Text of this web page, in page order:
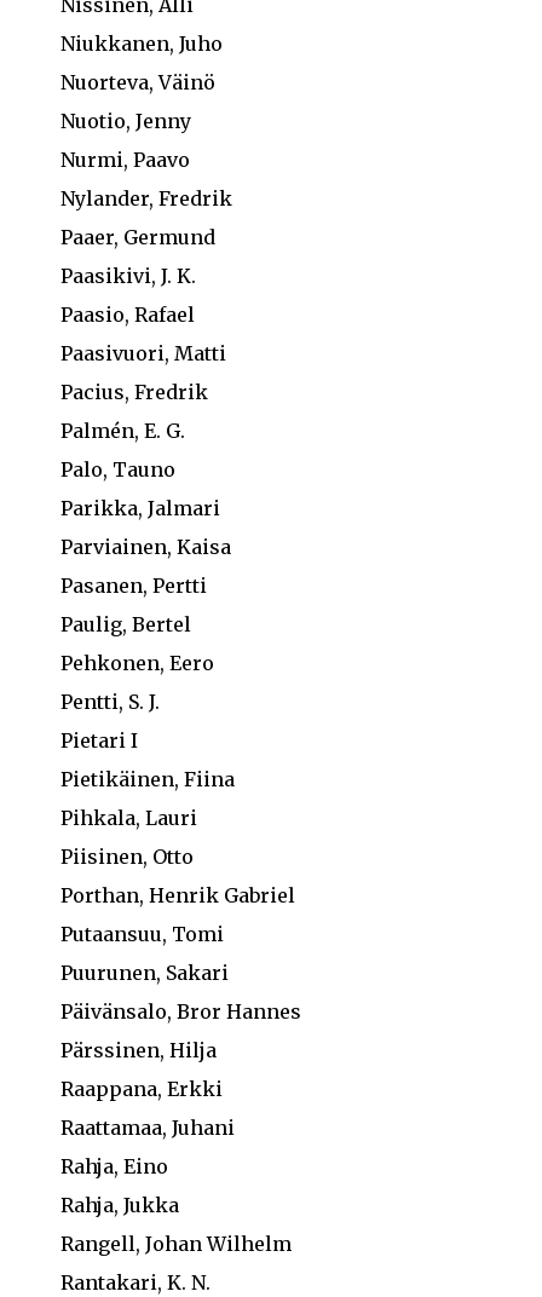
Nissinen, Alli
Niukkanen, Juho
Nuorteva, Väinö
Nuotio, Jenny
Nurmi, Paavo
Nylander, Fredrik
Paaer, Germund
Paasikivi, J. K.
Paasio, Rafael
Paasivuori, Matti
Pacius, Fredrik
Palmén, E. G.
Palo, Tauno
Parikka, Jalmari
Parviainen, Kaisa
Pasanen, Pertti
Paulig, Bertel
Pehkonen, Eero
Pentti, S. J.
Pietari I
Pietikäinen, Fiina
Pihkala, Lauri
Piisinen, Otto
Porthan, Henrik Gabriel
Putaansuu, Tomi
Puurunen, Sakari
Päivänsalo, Bror Hannes
Pärssinen, Hilja
Raappana, Erkki
Raattamaa, Juhani
Rahja, Eino
Rahja, Jukka
Rangell, Johan Wilhelm
Rantakari, K. N.